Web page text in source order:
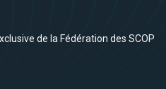
de la Fédération des SCOP